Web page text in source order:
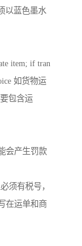
以蓝色墨水
item; if tran
如货物运
包含运
会产生罚款
须有税号，
在运单和商